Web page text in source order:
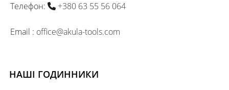
Телефон: +380 63 55 56 064
Email : office@akula-tools.com
НАШІ ГОДИННИКИ